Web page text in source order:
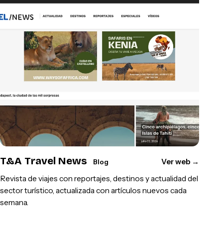
T&A Travel News Blog Ver web →
Revista de viajes con reportajes, destinos y actualidad del
sector turístico, actualizada con artículos nuevos cada
semana.